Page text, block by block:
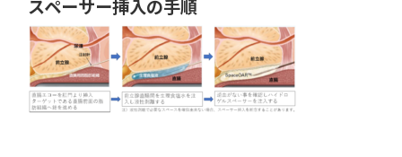
スペーサー挿入の手順